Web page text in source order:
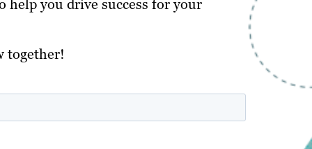
help you drive success for your
together!